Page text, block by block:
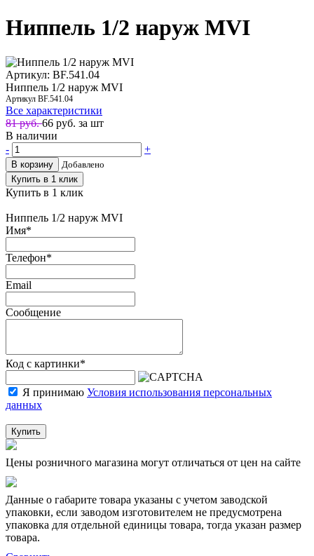
Ниппель 1/2 наруж MVI
Артикул: BF.541.04
Ниппель 1/2 наруж MVI
Артикул BF.541.04
Все характеристики
81 руб.66 руб. за шт
В наличии
-
+
В корзину
Добавлено
Купить в 1 клик
Купить в 1 клик
Ниппель 1/2 наруж MVI
Имя*
Телефон*
Email
Сообщение
Код с картинки*
Я принимаю Условия использования персональных
данных
Купить
Цены розничного магазина могут отличаться от цен на сайте
Данные о габарите товара указаны с учетом заводской
упаковки, если заводом изготовителем не предусмотрена
упаковка для отдельной единицы товара, тогда указан размер
товара.